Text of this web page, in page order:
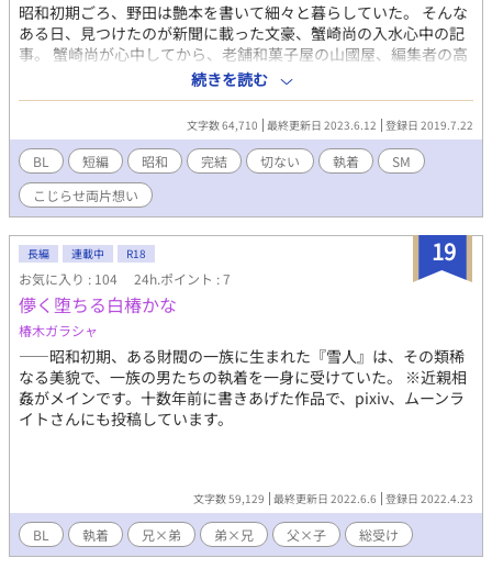
昭和初期ごろ、野田は艶本を書いて細々と暮らしていた。 そんな
ある日、見つけたのが新聞に載った文豪、蟹崎尚の入水心中の記
事。 蟹崎尚が心中してから、老舗和菓子屋の山國屋、編集者の高
井が、野田の元によく通うようになって三つ巴の痴情のもつれ
が・・・。 山國屋×野田、編集者×野田の時代がかったBL短編。
雰囲気がSM的です。R18。 「倒錯手紙墜落」は山國屋と高井それ
ぞれ視点になります。 おまけの「倒錯初恋緊縛」「倒錯嫉妬仕
置」を追加しました。
続きを読む
文字数 64,710 最終更新日 2023.6.12 登録日 2019.7.22
BL 短編 昭和 完結 切ない 執着
SM
こじらせ両片想い
19
長編 連載中 R18
お気に入り : 104 24h.ポイント : 7
儚く堕ちる白椿かな
椿木ガラシャ
――昭和初期、ある財閥の一族に生まれた『雪人』は、その類稀
なる美貌で、一族の男たちの執着を一身に受けていた。 ※近親相
姦がメインです。十数年前に書きあげた作品で、pixiv、ムーンラ
イトさんにも投稿しています。
文字数 59,129 最終更新日 2022.6.6 登録日 2022.4.23
BL 執着 兄×弟 弟×兄 父×子 総受け